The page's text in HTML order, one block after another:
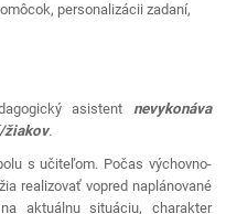
personalizácii zadaní,
asistent nevykonáva
žiakov.
s učiteľom. Počas výchovno-
realizovať vopred naplánované
aktuálnu situáciu, charakter